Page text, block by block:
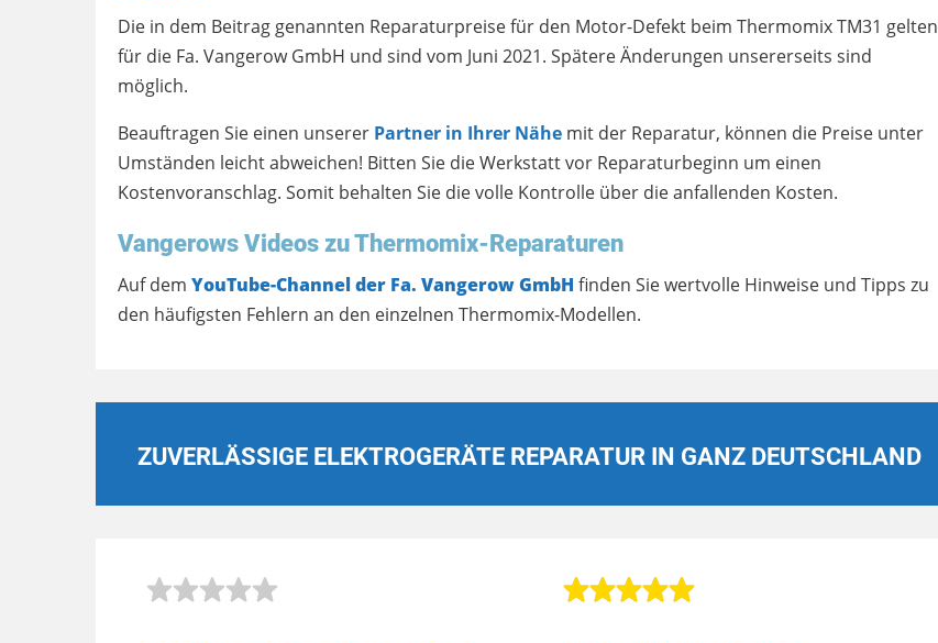
Die in dem Beitrag genannten Reparaturpreise für den Motor-Defekt beim Thermomix TM31 gelten
für die Fa. Vangerow GmbH und sind vom Juni 2021. Spätere Änderungen unsererseits sind
möglich.
Beauftragen Sie einen unserer Partner in Ihrer Nähe mit der Reparatur, können die Preise unter
Umständen leicht abweichen! Bitten Sie die Werkstatt vor Reparaturbeginn um einen
Kostenvoranschlag. Somit behalten Sie die volle Kontrolle über die anfallenden Kosten.
Vangerows Videos zu Thermomix-Reparaturen
Auf dem YouTube-Channel der Fa. Vangerow GmbH finden Sie wertvolle Hinweise und Tipps zu
den häufigsten Fehlern an den einzelnen Thermomix-Modellen.
ZUVERLÄSSIGE ELEKTROGERÄTE REPARATUR IN GANZ DEUTSCHLAND